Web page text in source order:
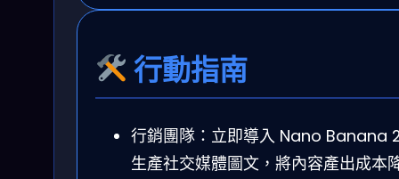
行動指南
行銷團隊：立即導入 Nano Banana
生產社交媒體圖文，將內容產出成本